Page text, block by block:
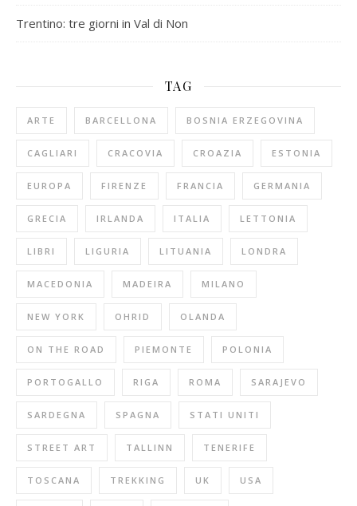
Trentino: tre giorni in Val di Non
TAG
ARTE BARCELLONA BOSNIA ERZEGOVINA
CAGLIARI CRACOVIA CROAZIA ESTONIA
EUROPA FIRENZE FRANCIA GERMANIA
GRECIA IRLANDA ITALIA LETTONIA
LIBRI LIGURIA LITUANIA LONDRA
MACEDONIA MADEIRA MILANO
NEW YORK OHRID OLANDA
ON THE ROAD PIEMONTE POLONIA
PORTOGALLO RIGA ROMA SARAJEVO
SARDEGNA SPAGNA STATI UNITI
STREET ART TALLINN TENERIFE
TOSCANA TREKKING UK USA